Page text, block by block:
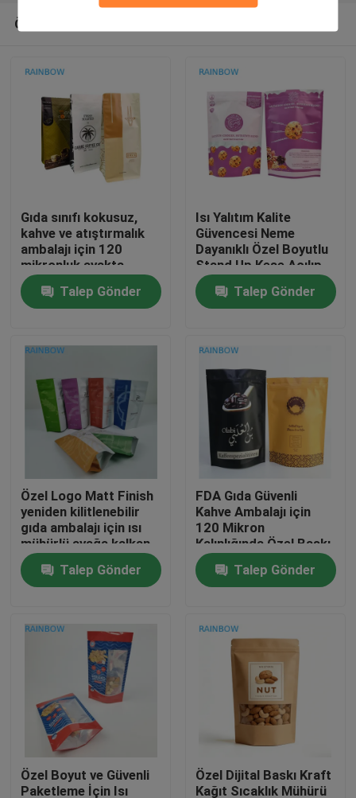
Ürün
Bizim Hakkımızda
Bizimle İletişim
Haberler
Davalar
Bir İndirim İste
Plastik Ambalaj paketleri
Snack çanta ambalaj
emzik torba ambalaj
Önerilen Ürünler
Gıda sınıfı kokusuz,
kahve ve atıştırmalık
ambalajı için 120
mikronluk ayakta
duran poşet
Talep Gönder
Isı Yalıtım Kalite
Güvencesi Neme
Dayanıklı Özel Boyutlu
Stand Up Kese Açılıp
Kapanabilir Gıda
TorbasıTalep Gönder
Özel Logo Matt Finish
yeniden kilitlenebilir
gıda ambalajı için ısı
mühürlü ayağa kalkan
poşet
Talep Gönder
FDA Gıda Güvenli
Kahve Ambalajı için
120 Mikron
Kalınlığında Özel Baskı
Stand Up Pocket
Talep Gönder
Özel Boyut ve Güvenli
Paketleme İçin Isı
Özel Dijital Baskı Kraft
Kağıt Sıcaklık Mühürü